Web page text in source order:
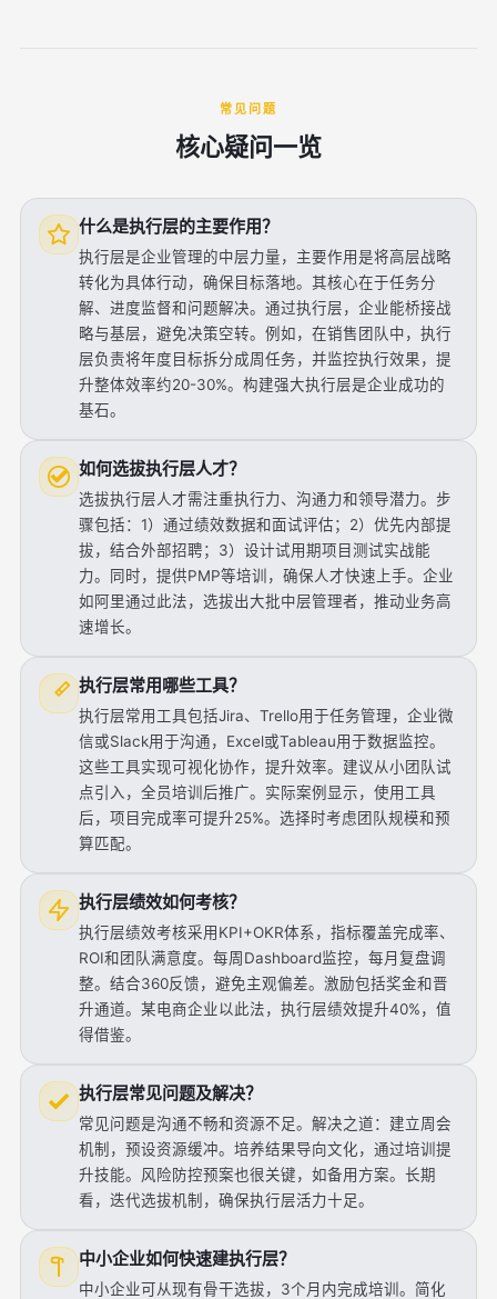
常见问题
核心疑问一览
什么是执行层的主要作用？
执行层是企业管理的中层力量，主要作用是将高层战略
转化为具体行动，确保目标落地。其核心在于任务分
解、进度监督和问题解决。通过执行层，企业能桥接战
略与基层，避免决策空转。例如，在销售团队中，执行
层负责将年度目标拆分成周任务，并监控执行效果，提
升整体效率约20-30%。构建强大执行层是企业成功的
基石。
如何选拔执行层人才？
选拔执行层人才需注重执行力、沟通力和领导潜力。步
骤包括：1）通过绩效数据和面试评估；2）优先内部提
拔，结合外部招聘；3）设计试用期项目测试实战能
力。同时，提供PMP等培训，确保人才快速上手。企业
如阿里通过此法，选拔出大批中层管理者，推动业务高
速增长。
执行层常用哪些工具？
执行层常用工具包括Jira、Trello用于任务管理，企业微
信或Slack用于沟通，Excel或Tableau用于数据监控。
这些工具实现可视化协作，提升效率。建议从小团队试
点引入，全员培训后推广。实际案例显示，使用工具
后，项目完成率可提升25%。选择时考虑团队规模和预
算匹配。
执行层绩效如何考核？
执行层绩效考核采用KPI+OKR体系，指标覆盖完成率、
ROI和团队满意度。每周Dashboard监控，每月复盘调
整。结合360反馈，避免主观偏差。激励包括奖金和晋
升通道。某电商企业以此法，执行层绩效提升40%，值
得借鉴。
执行层常见问题及解决？
常见问题是沟通不畅和资源不足。解决之道：建立周会
机制，预设资源缓冲。培养结果导向文化，通过培训提
升技能。风险防控预案也很关键，如备用方案。长期
看，迭代选拔机制，确保执行层活力十足。
中小企业如何快速建执行层？
中小企业可从现有骨干选拔，3个月内完成培训。简化